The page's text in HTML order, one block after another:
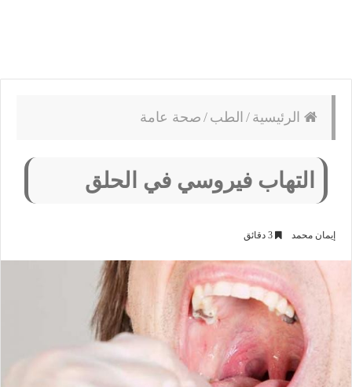
الرئيسية / الطب / صحة عامة
التهاب فيروسي في الحلق
إيمان محمد